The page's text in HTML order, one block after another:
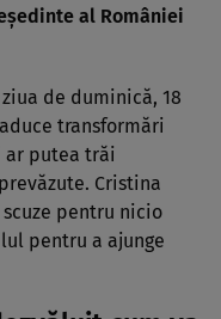
al României
de duminică, 18
transformări
ar putea trăi
Cristina
pentru nicio
pentru a ajunge